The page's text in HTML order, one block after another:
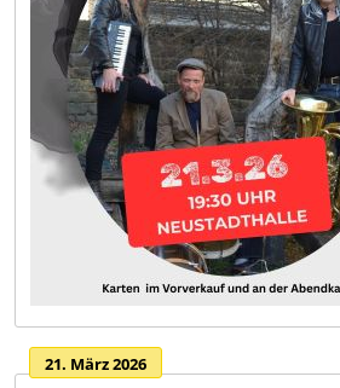
21. März 2026